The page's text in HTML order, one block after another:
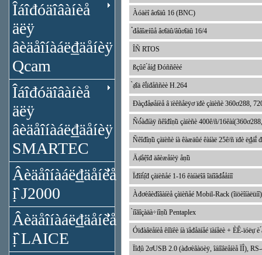
Îáîđóäîâàíèå
äëÿ
âèäåîíàáë₫äåíèÿ
Qcam
Îáîđóäîâàíèå
äëÿ
âèäåîíàáë₫äåíèÿ
SMARTEC
Âèäåîíàáë₫äåíèå
ị̂ J2000
Âèäåîíàáë₫äåíèå
ị̂ LAICE
Àóäèî âơîäû 16 (BNC)
̉đåâîæíûå âơîäû/âûơîäû 16/4
ÎÑ RTOS
ßçûê ́åí₫ Đóññêèé
̀ạ̊îä êî́ïđåññèè H.264
Đàçđåøåíèå â ïèêñåëÿơ ïđè çàïèñè 360ơ288,
Ñó́́àđíàÿ ñêîđîṇ̃ü çàïèñè 400ê/ñ/
Ñêîđîṇ̃ü çàïèñè íà êàæäûé êàíàë 25ê/ñ ïđè ë₫áî́
Äạ̊åệîđ äâèæåíèÿ åṇ̃ü
Ïđîñ́ị̂đ çàïèñåé 1-16 êàíàëîâ îäíîâđǻåííî
Àđơèâèđîâàíèå çàïèñåé Mobil-Rack
̀íîăîçàäà÷íîṇ̃ü Pentaplex
Óïđàâëåíèå êíîïêè íà ïåđåäíåé ïàíåëè + ÈÊ-ïóëụ̈
Ïîđ̣û 2ơUSB 2.0 (àđơèâàöèÿ, îáíîâëåíèå ÏÎ),